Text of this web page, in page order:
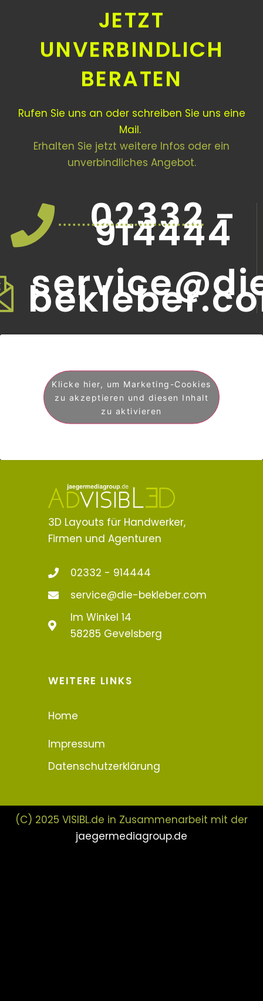
JETZT
UNVERBINDLICH
BERATEN
Rufen Sie uns an oder schreiben Sie uns eine
Mail.
Erhalten Sie jetzt weitere Infos oder ein
unverbindliches Angebot.
02332 -
914444
Klicke hier, um Marketing-Cookies
zu akzeptieren und diesen Inhalt
zu aktivieren
3D Layouts für Handwerker,
Firmen und Agenturen
02332 - 914444
service@die-bekleber.com
Im Winkel 14
58285 Gevelsberg
WEITERE LINKS
Home
Impressum
Datenschutzerklärung
(C) 2025 VISIBL.de in Zusammenarbeit mit der
jaegermediagroup.de